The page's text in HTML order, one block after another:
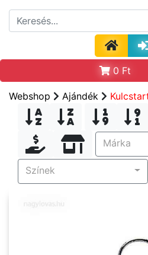
0 Ft
Webshop Ajándék
Márka
Színek